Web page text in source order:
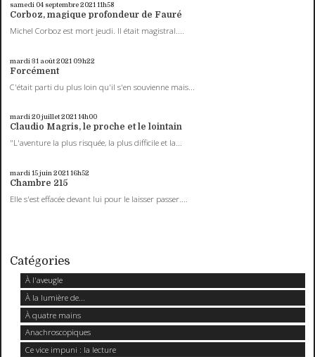
samedi 04 septembre 2021 11h58
Corboz, magique profondeur de Fauré
Michel Corboz est mort jeudi. Il était magistral....
mardi 31 août 2021 09h22
Forcément
C'était parti du plus loin qu'il s'en souvienne mais...
mardi 20juillet 202114h00
Claudio Magris, le proche et le lointain
"L'aventure la plus risquée, la plus difficile et la...
mardi 15juin 2021 16h52
Chambre 215
Elle s'est effacée devant lui pour le laisser passer....
Catégories
À l'aveugle
À la lumière de...
À quatre mains
Anachroscopiques
Ce vice impuni : la lecture